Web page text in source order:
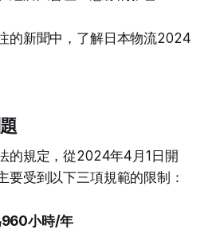
的新聞中，了解日本物流2024
的規定，從2024年4月1日開
要受到以下三項規範的限制：
960小時/年